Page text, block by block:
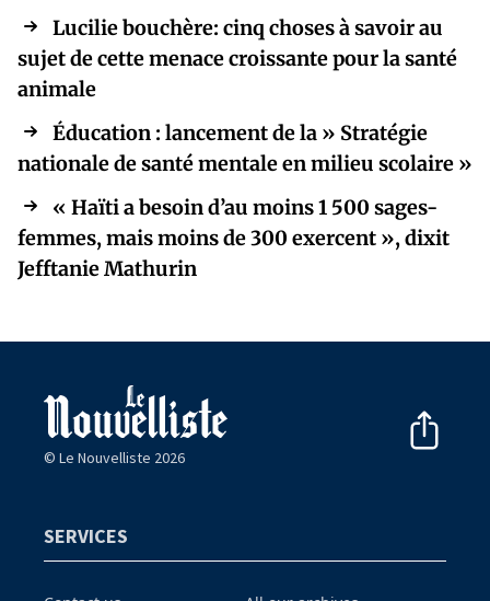
Lucilie bouchère: cinq choses à savoir au
sujet de cette menace croissante pour la santé
animale
Éducation : lancement de la » Stratégie
nationale de santé mentale en milieu scolaire »
« Haïti a besoin d’au moins 1 500 sages-
femmes, mais moins de 300 exercent », dixit
Jefftanie Mathurin
© Le Nouvelliste 2026
SERVICES